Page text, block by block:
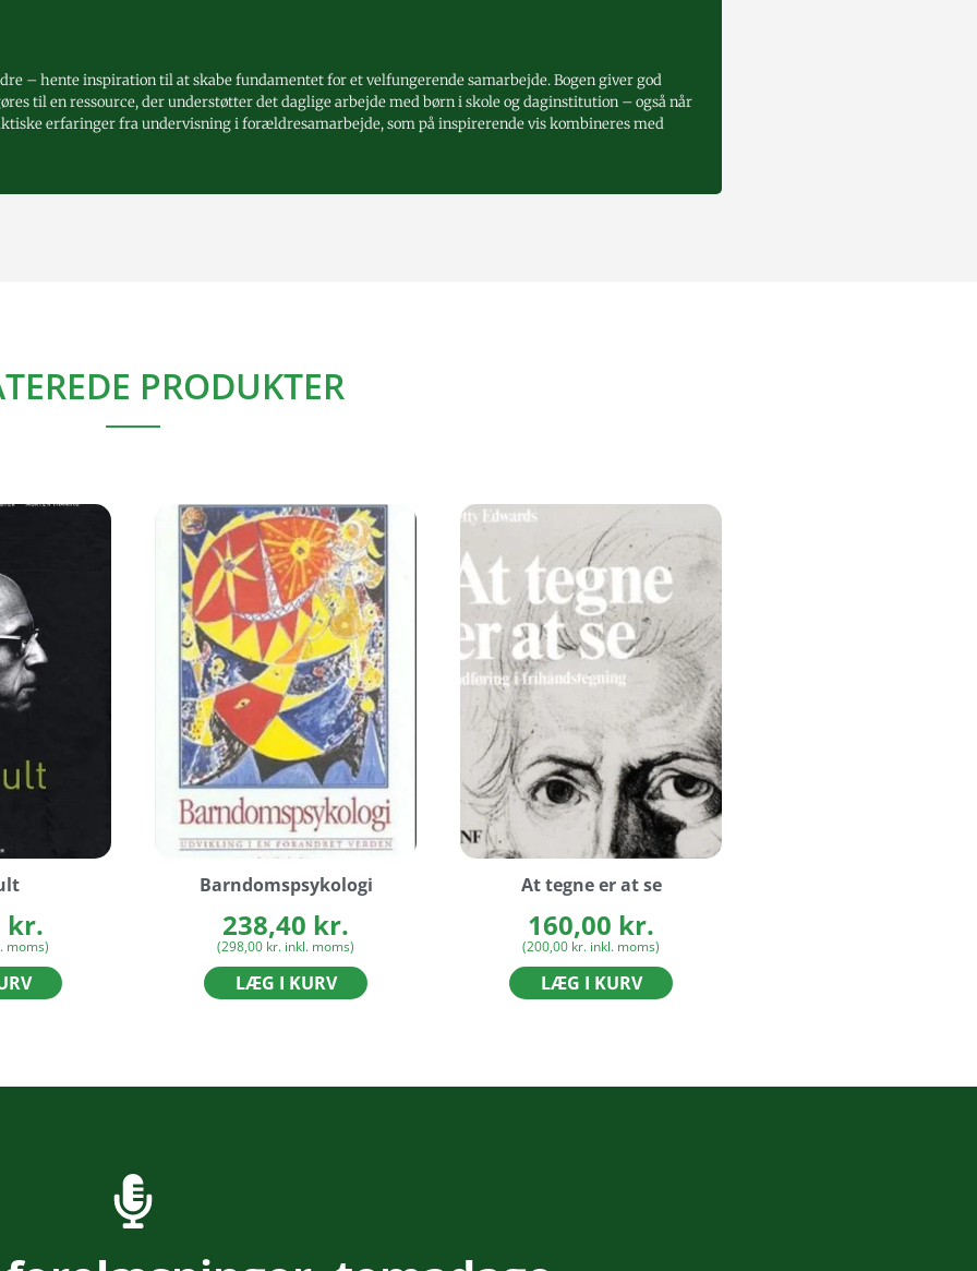
– hente inspiration til at skabe fundamentet for et velfungerende samarbejde. Bogen giver god
til en ressource, der understøtter det daglige arbejde med børn i skole og daginstitution – også når
erfaringer fra undervisning i forældresamarbejde, som på inspirerende vis kombineres med
PRODUKTER
kr.
moms)
Barndomspsykologi
238,40 kr.
(298,00 kr. inkl. moms)
LÆG I KURV
At tegne er at se
160,00 kr.
(200,00 kr. inkl. moms)
LÆG I KURV